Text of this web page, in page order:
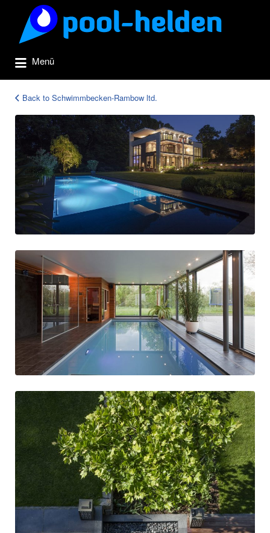
Suchen
nach:
Menü
Back to Schwimmbecken-Rambow ltd.